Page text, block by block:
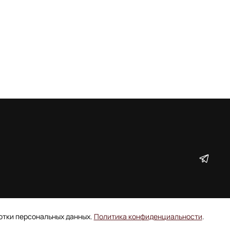
персональных данных. Политика конфиденциальности.